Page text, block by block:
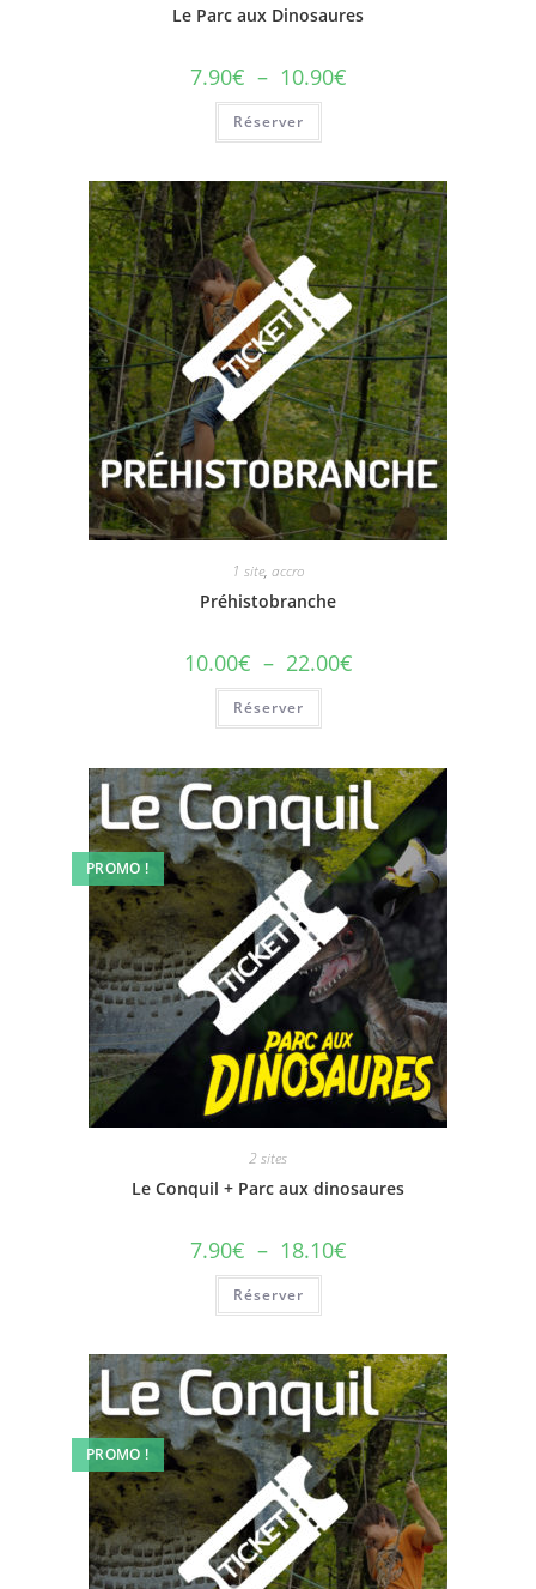
Le Parc aux Dinosaures
7.90€ – 10.90€
Réserver
1 site, accro
Préhistobranche
10.00€ – 22.00€
Réserver
PROMO !
2 sites
Le Conquil + Parc aux dinosaures
7.90€ – 18.10€
Réserver
PROMO !